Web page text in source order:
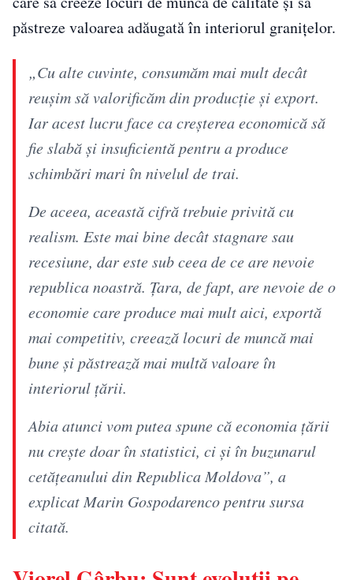
păstreze valoarea adăugată în interiorul granițelor.
„Cu alte cuvinte, consumăm mai mult decât
reuşim să valorificăm din producţie şi export.
Iar acest lucru face ca creşterea economică să
fie slabă şi insuficientă pentru a produce
schimbări mari în nivelul de trai.
De aceea, această cifră trebuie privită cu
realism. Este mai bine decât stagnare sau
recesiune, dar este sub ceea de ce are nevoie
republica noastră. Ţara, de fapt, are nevoie de o
economie care produce mai mult aici, exportă
mai competitiv, creează locuri de muncă mai
bune şi păstrează mai multă valoare în
interiorul ţării.
Abia atunci vom putea spune că economia ţării
nu creşte doar în statistici, ci şi în buzunarul
cetăţeanului din Republica Moldova”, a
explicat Marin Gospodarenco pentru sursa
citată.